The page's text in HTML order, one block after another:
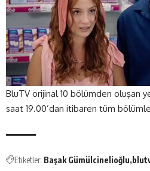
BluTV orijinal 10 bölümden oluşan
saat 19.00’dan itibaren tüm
Etiketler: Başak Gümülcinelioğlu